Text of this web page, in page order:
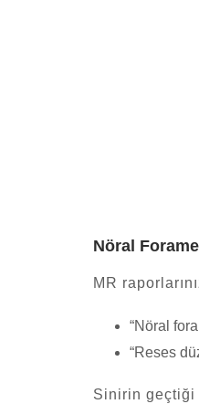
Nöral
MR
“Nöral
“Reses
Sinirin geçtiği